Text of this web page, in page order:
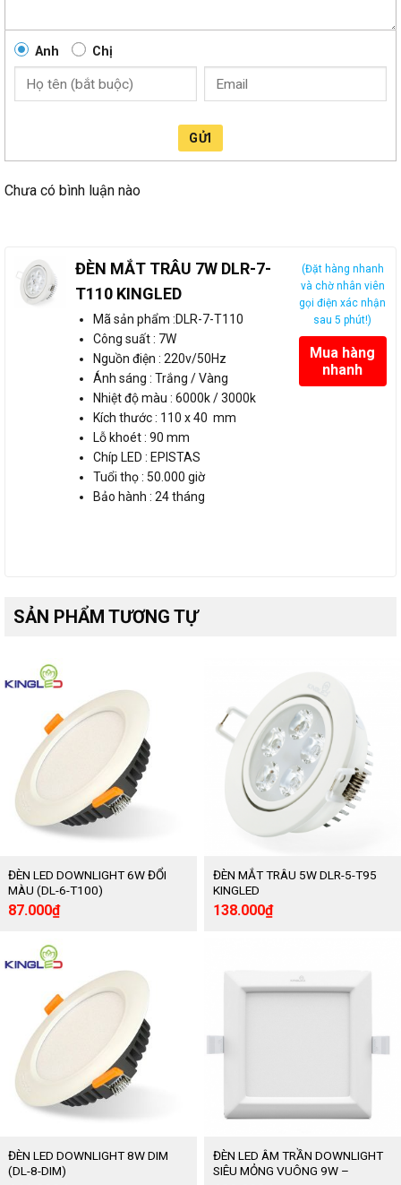
Anh Chị
GỬI
Chưa có bình luận nào
ĐÈN MẮT TRÂU 7W DLR-7-
T110 KINGLED
Mã sản phẩm :DLR-7-T110
Công suất : 7W
Nguồn điện : 220v/50Hz
Ánh sáng : Trắng / Vàng
Nhiệt độ màu : 6000k / 3000k
Kích thước : 110 x 40 mm
Lỗ khoét : 90 mm
Chíp LED : EPISTAS
Tuổi thọ : 50.000 giờ
Bảo hành : 24 tháng
(Đặt hàng nhanh
và chờ nhân viên
gọi điện xác nhận
sau 5 phút!)
Mua hàng
nhanh
SẢN PHẨM TƯƠNG TỰ
ĐÈN LED DOWNLIGHT 6W ĐỔI
MÀU (DL-6-T100)
Giá
145.000₫.
87.000₫Giá
87.000₫.
ĐÈN MẮT TRÂU 5W DLR-5-T95
KINGLED
Giá
138.000₫Giá
ĐÈN LED DOWNLIGHT 8W DIM
(DL-8-DIM)
ĐÈN LED ÂM TRẦN DOWNLIGHT
SIÊU MỎNG VUÔNG 9W –